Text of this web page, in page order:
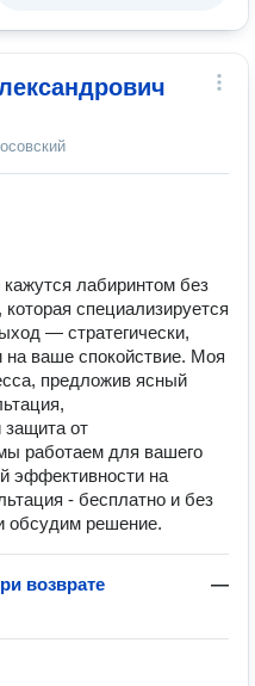
лабиринтом без
специализируется
— стратегически,
ваше спокойствие. Моя
предложив ясный
защита от
работаем для вашего
эффективности на
- бесплатно и без
обсудим решение.
возврате
—